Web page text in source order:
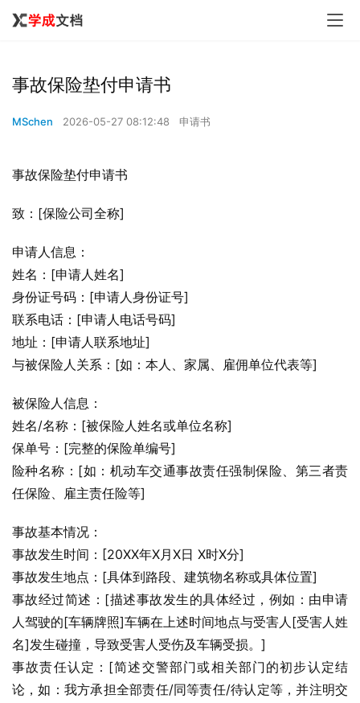
事故保险垫付申请书
MSchen 2026-05-27 08:12:48 申请书
事故保险垫付申请书
致：[保险公司全称]
申请人信息：
姓名：[申请人姓名]
身份证号码：[申请人身份证号]
联系电话：[申请人电话号码]
地址：[申请人联系地址]
与被保险人关系：[如：本人、家属、雇佣单位代表等]
被保险人信息：
姓名/名称：[被保险人姓名或单位名称]
保单号：[完整的保险单编号]
险种名称：[如：机动车交通事故责任强制保险、第三者责
任保险、雇主责任险等]
事故基本情况：
事故发生时间：[20XX年X月X日 X时X分]
事故发生地点：[具体到路段、建筑物名称或具体位置]
事故经过简述：[描述事故发生的具体经过，例如：由申请
人驾驶的[车辆牌照]车辆在上述时间地点与受害人[受害人姓
名]发生碰撞，导致受害人受伤及车辆受损。]
事故责任认定：[简述交警部门或相关部门的初步认定结
论，如：我方承担全部责任/同等责任/待认定等，并注明交